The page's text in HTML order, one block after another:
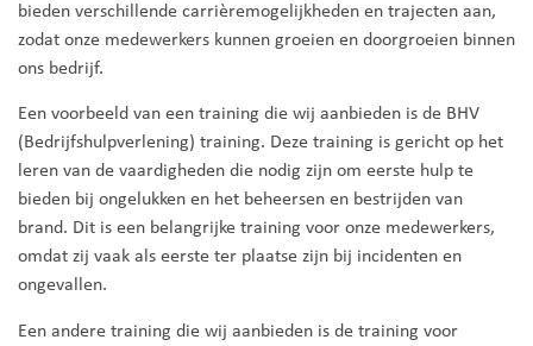
bieden verschillende carrièremogelijkheden en trajecten aan,
zodat onze medewerkers kunnen groeien en doorgroeien binnen
ons bedrijf.
Een voorbeeld van een training die wij aanbieden is de BHV
(Bedrijfshulpverlening) training. Deze training is gericht op het
leren van de vaardigheden die nodig zijn om eerste hulp te
bieden bij ongelukken en het beheersen en bestrijden van
brand. Dit is een belangrijke training voor onze medewerkers,
omdat zij vaak als eerste ter plaatse zijn bij incidenten en
ongevallen.
Een andere training die wij aanbieden is de training voor